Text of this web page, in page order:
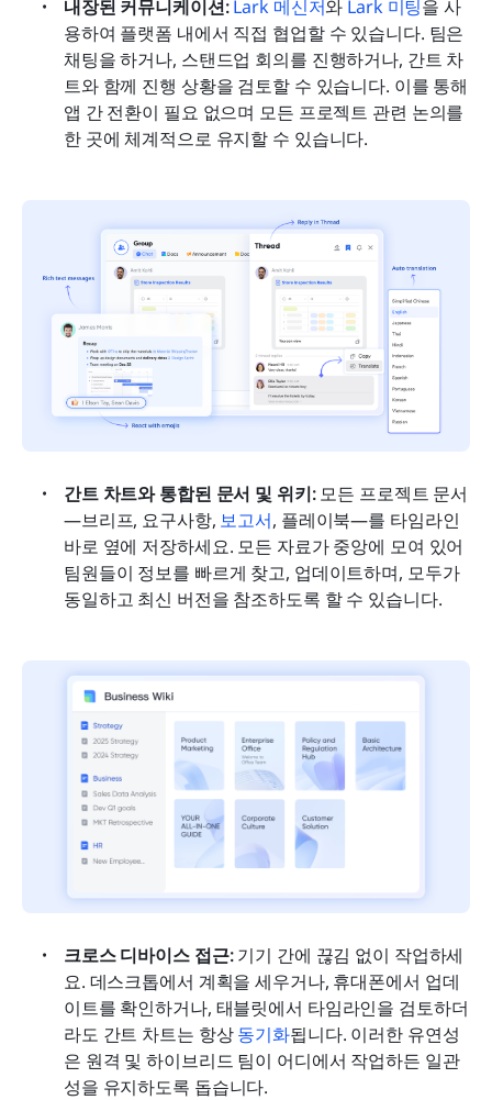
내장된 커뮤니케이션: Lark 메신저와 Lark 미팅을 사
용하여 플랫폼 내에서 직접 협업할 수 있습니다. 팀은
채팅을 하거나, 스탠드업 회의를 진행하거나, 간트 차
트와 함께 진행 상황을 검토할 수 있습니다. 이를 통해
앱 간 전환이 필요 없으며 모든 프로젝트 관련 논의를
한 곳에 체계적으로 유지할 수 있습니다.
간트 차트와 통합된 문서 및 위키: 모든 프로젝트 문서
—브리프, 요구사항, 보고서, 플레이북—를 타임라인
바로 옆에 저장하세요. 모든 자료가 중앙에 모여 있어
팀원들이 정보를 빠르게 찾고, 업데이트하며, 모두가
동일하고 최신 버전을 참조하도록 할 수 있습니다.
크로스 디바이스 접근: 기기 간에 끊김 없이 작업하세
요. 데스크톱에서 계획을 세우거나, 휴대폰에서 업데
이트를 확인하거나, 태블릿에서 타임라인을 검토하더
라도 간트 차트는 항상 동기화됩니다. 이러한 유연성
은 원격 및 하이브리드 팀이 어디에서 작업하든 일관
성을 유지하도록 돕습니다.